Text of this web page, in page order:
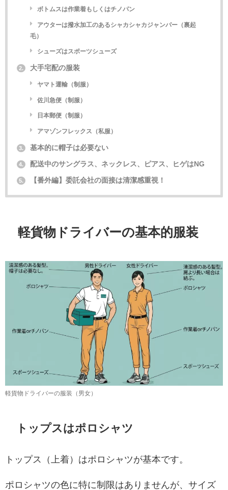
ボトムスは作業着もしくはチノパン
アウターは撥水加工のあるシャカシャカジャンパー（裏起
毛）
シューズはスポーツシューズ
2. 大手宅配の服装
ヤマト運輸（制服）
佐川急便（制服）
日本郵便（制服）
アマゾンフレックス（私服）
3. 基本的に帽子は必要ない
4. 配送中のサングラス、ネックレス、ピアス、ヒゲはNG
5. 【番外編】委託会社の面接は清潔感重視！
軽貨物ドライバーの基本的服装
軽貨物ドライバーの服装（男女）
トップスはポロシャツ
トップス（上着）はポロシャツが基本です。
ポロシャツの色に特に制限はありませんが、サイズ